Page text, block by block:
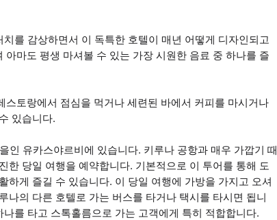
를 감상하면서 이 독특한 호텔이 매년 어떻게 디자인되고
마도 평생 마셔볼 수 있는 가장 시원한 음료 중 하나를 즐
토랑에서 점심을 먹거나 세련된 바에서 커피를 마시거나
있습니다.
인 유카스야르비에 있습니다. 키루나 공항과 매우 가깝기 때
한 당일 여행을 예약합니다. 기본적으로 이 투어를 통해 도
게 즐길 수 있습니다. 이 당일 여행에 가방을 가지고 오셔
나의 다른 호텔로 가는 버스를 타거나 택시를 타시면 됩니
를 타고 스톡홀름으로 가는 고객에게 특히 적합합니다.